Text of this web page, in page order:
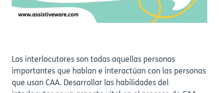
Los interlocutores son todas aquellas personas
importantes que hablan e interactúan con las personas
que usan CAA. Desarrollar las habilidades del